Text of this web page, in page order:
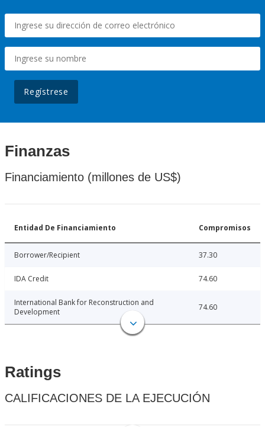
Regístrese
Finanzas
Financiamiento (millones de US$)
Entidad De Financiamiento Compromisos
Borrower/Recipient 37.30
IDA Credit 74.60
International Bank for Reconstruction and
Development
74.60
Ratings
CALIFICACIONES DE LA EJECUCIÓN